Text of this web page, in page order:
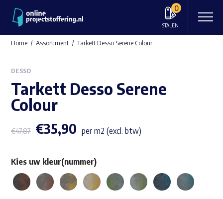
0
STALEN
Home Assortiment Tarkett Desso Serene Colour
DESSO
Tarkett Desso Serene
Colour
€47,87 €35,90 per m2 (excl. btw)
Kies uw kleur(nummer)